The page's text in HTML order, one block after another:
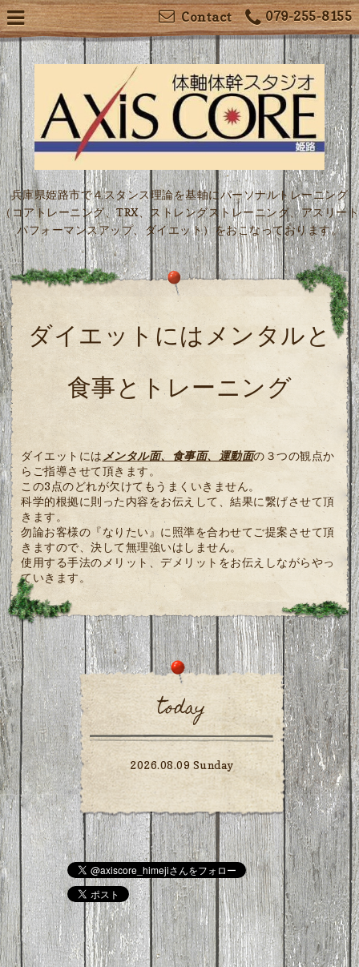
079-255-8155
Contact
兵庫県姫路市で４スタンス理論を基軸にパーソナルトレーニング
（コアトレーニング、TRX、ストレングストレーニング、アスリート
パフォーマンスアップ、ダイエット）をおこなっております。
ダイエットにはメンタルと
食事とトレーニング
ダイエットには メンタル面、食事面、運動面の３つの観点か
らご指導させて頂きます。
この3点のどれが欠けてもうまくいきません。
科学的根拠に則った内容をお伝えして、結果に繋げさせて頂
きます。
勿論お客様の『なりたい』に照準を合わせてご提案させて頂
きますので、決して無理強いはしません。
使用する手法のメリット、デメリットをお伝えしながらやっ
ていきます。
today
2026.08.09 Sunday